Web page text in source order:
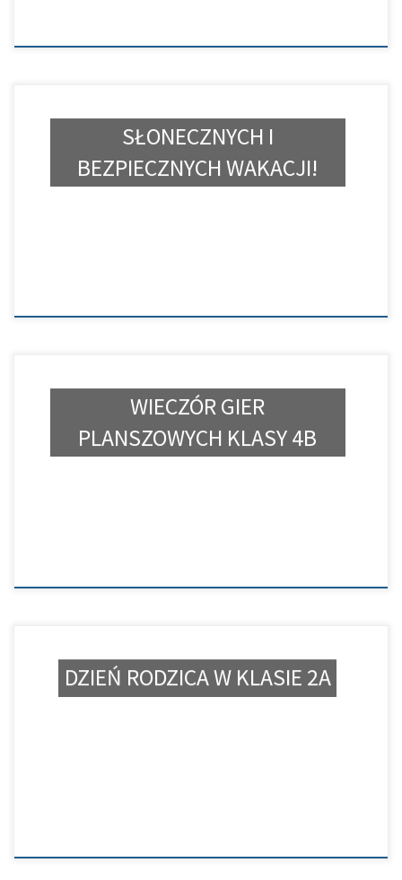
SŁONECZNYCH I
BEZPIECZNYCH WAKACJI!
WIECZÓR GIER
PLANSZOWYCH KLASY 4B
DZIEŃ RODZICA W KLASIE 2A